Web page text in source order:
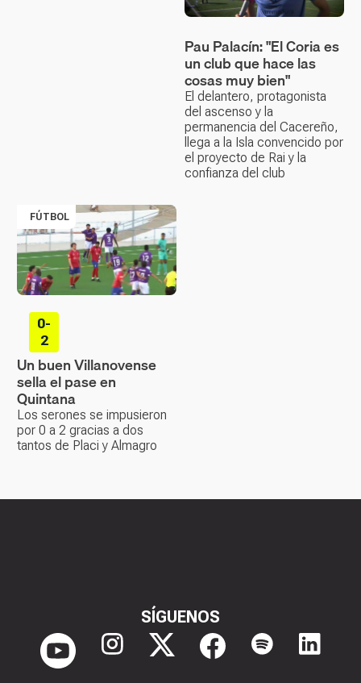
Pau Palacín: "El Coria es
un club que hace las
cosas muy bien"
El delantero, protagonista
del ascenso y la
permanencia del Cacereño,
llega a la Isla convencido por
el proyecto de Rai y la
confianza del club
FÚTBOL
0-
2
Un buen Villanovense
sella el pase en
Quintana
Los serones se impusieron
por 0 a 2 gracias a dos
tantos de Placi y Almagro
SÍGUENOS